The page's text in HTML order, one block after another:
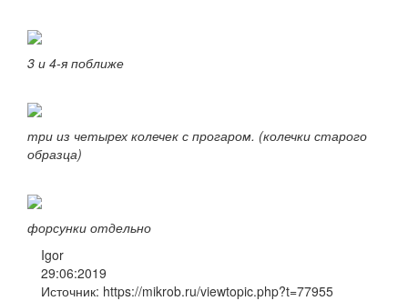
3 и 4-я поближе
три из четырех колечек с прогаром. (колечки старого
образца)
форсунки отдельно
Igor
29:06:2019
Источник: https://mikrob.ru/viewtopic.php?t=77955